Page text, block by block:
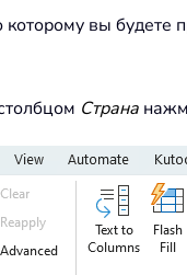
которому вы будете
Страна